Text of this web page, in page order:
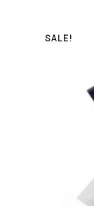
SALE!